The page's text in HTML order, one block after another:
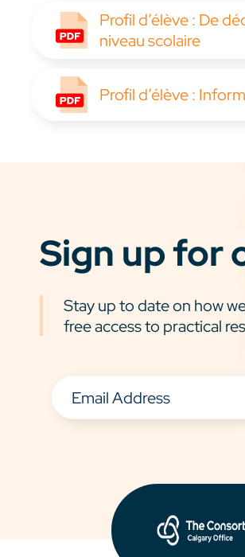
Profil d’élève : De
niveau scolaire
Profil d’élève :
Sign up for
Stay up to date on how
free access to practical